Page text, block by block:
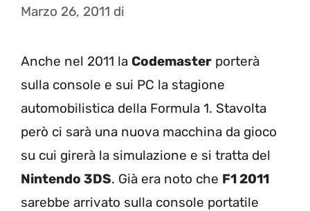
Marzo 26, 2011 di
Anche nel 2011 la Codemaster porterà
sulla console e sui PC la stagione
automobilistica della Formula 1. Stavolta
però ci sarà una nuova macchina da gioco
su cui girerà la simulazione e si tratta del
Nintendo 3DS. Già era noto che F1 2011
sarebbe arrivato sulla console portatile